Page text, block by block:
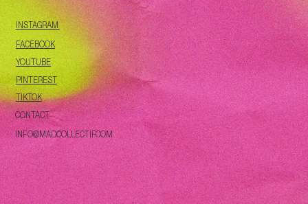
INSTAGRAM
FACEBOOK
YOUTUBE
PINTEREST
TIKTOK
CONTACT
INFO@MADCOLLECTIF.COM